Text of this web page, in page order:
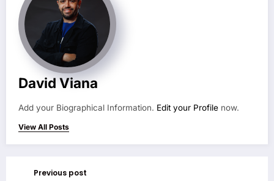
David Viana
Add your Biographical Information. Edit your Profile now.
View All Posts
Previous post